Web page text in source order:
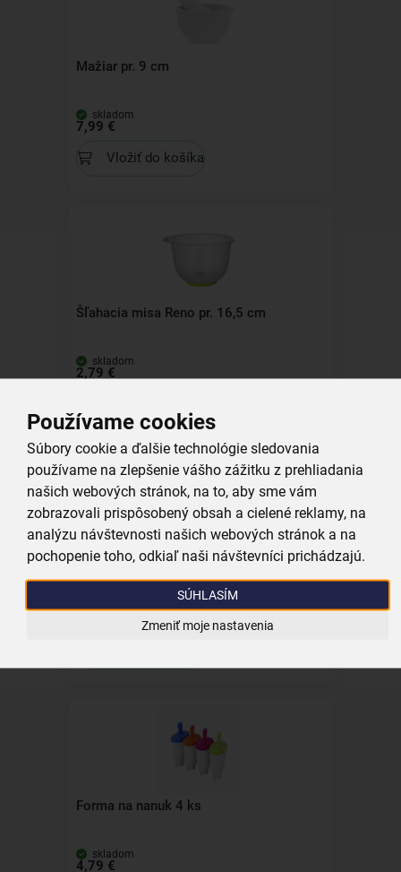
Používame cookies
Súbory cookie a ďalšie technológie sledovania
používame na zlepšenie vášho zážitku z prehliadania
našich webových stránok, na to, aby sme vám
zobrazovali prispôsobený obsah a cielené reklamy, na
analýzu návštevnosti našich webových stránok a na
pochopenie toho, odkiaľ naši návštevníci prichádzajú.
SÚHLASÍM
Zmeniť moje nastavenia
Mažiar pr. 9 cm
skladom
7,99 €
Vložiť do košíka
Šľahacia misa Reno pr. 16,5 cm
skladom
2,79 €
Stierka 29,5 cm
skladom
Forma na nanuk 4 ks
skladom
4,79 €